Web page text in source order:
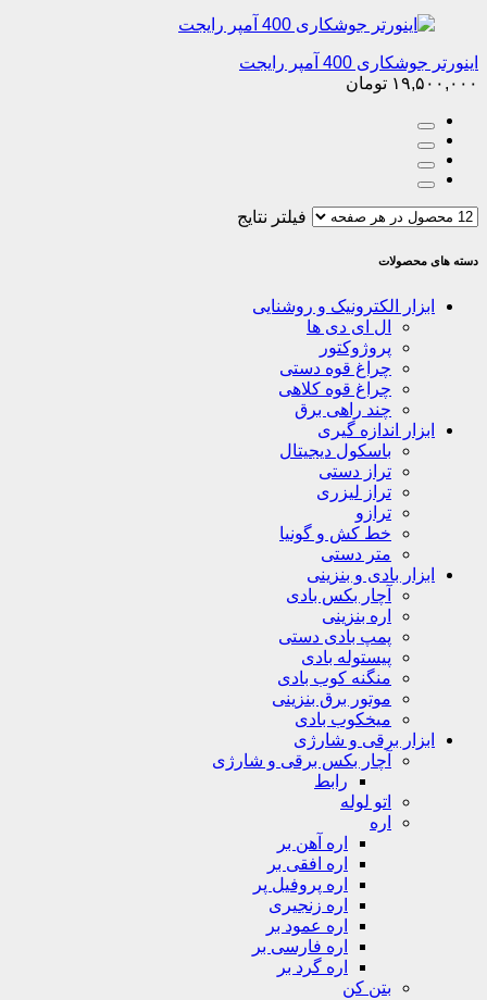
اینورتر جوشکاری 400 آمپر رایجت
۱۹,۵۰۰,۰۰۰ تومان
فیلتر نتایج
دسته های محصولات
ابزار الکترونیک و روشنایی
ال ای دی ها
پروژوکتور
چراغ قوه دستی
چراغ قوه کلاهی
چند راهی برق
ابزار اندازه گیری
باسکول دیجیتال
تراز دستی
تراز لیزری
ترازو
خط کش و گونیا
متر دستی
ابزار بادی و بنزینی
آچار بکس بادی
اره بنزینی
پمپ بادی دستی
پیستوله بادی
منگنه کوب بادی
موتور برق بنزینی
میخکوب بادی
ابزار برقی و شارژی
آچار بکس برقی و شارژی
رابط
اتو لوله
اره
اره آهن بر
اره افقی بر
اره پروفیل پر
اره زنجیری
اره عمود بر
اره فارسی بر
اره گرد بر
بتن کن